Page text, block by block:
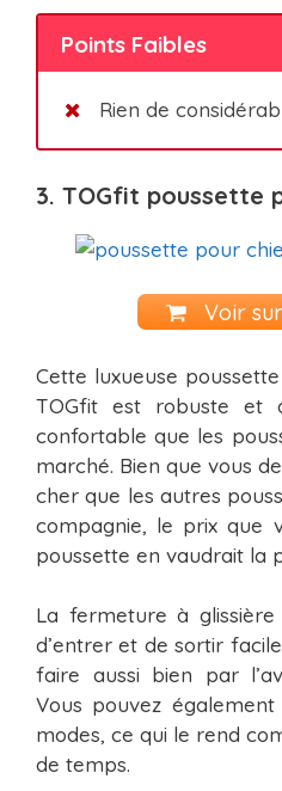
Points Faibles
Rien de
3. TOGfit poussette
Voir
Cette luxueuse
TOGfit est robuste et
confortable que les
marché. Bien que vous
cher que les autres
compagnie, le prix que
poussette en vaudrait la
La fermeture à
d’entrer et de sortir
faire aussi bien par
Vous pouvez
modes, ce qui le rend
de temps.